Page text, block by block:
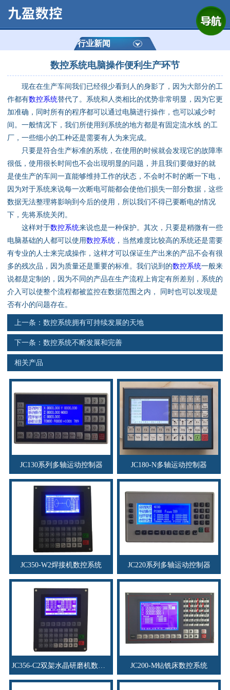
公司简介
产品展示
运动控制器
通用数控系统
定制数控系统
技术资讯
公司动态
资料下载
行业新闻
资质荣誉
产品应用
s
行业新闻
数控系统电脑操作便利生产环节
现在在生产车间我们已经很少看到人的身影了，因为大部分的工
作都有数控系统替代了。系统和人类相比的优势非常明显，因为它更
加准确，同时所有的程序都可以通过电脑进行操作，也可以减少时
间。一般情况下，我们所使用到系统的地方都是有固定流水线 的工
厂，一些细小的工种还是需要有人为来完成。
只要是符合生产标准的系统，在使用的时候就会发现它的故障率
很低，使用很长时间也不会出现明显的问题，并且我们要做好的就
是使生产的车间一直能够维持工作的状态，不会时不时的断一下电，
因为对于系统来说每一次断电可能都会使他们损失一部分数据，这些
数据无法整理将影响到今后的使用，所以我们不得已要断电的情况
下，先将系统关闭。
这样对于数控系统来说也是一种保护。其次，只要是稍微有一些
电脑基础的人都可以使用数控系统 ，当然难度比较高的系统还是需要
有专业的人士来完成操作，这样才可以保证生产出来的产品不会有很
多的残次品，因为质量还是重要的标准。我们说到的数控系统一般来
说都是定制的，因为不同的产品在生产流程上肯定有所差别，系统的
介入可以使整个流程都被监控在数据范围之内， 同时也可以发现是
否有小的问题存在。
上一条： 数控系统拥有可持续发展的天地
下一条： 数控系统不断发展和完善
相关产品
JC130系列多轴运动控制器 JC180-N多轴运动控制器
JC350-W2焊接机数控系统 JC220系列多轴运动控制器
JC200-M钻铣床数控系统